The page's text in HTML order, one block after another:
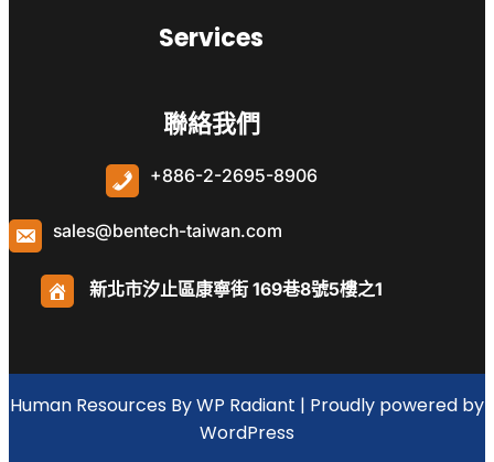
Services
聯絡我們
+886-2-2695-8906
sales@bentech-taiwan.com
新北市汐止區康寧街 169巷8號5樓之1
Human Resources ByWP Radiant | Proudly powered by
WordPress